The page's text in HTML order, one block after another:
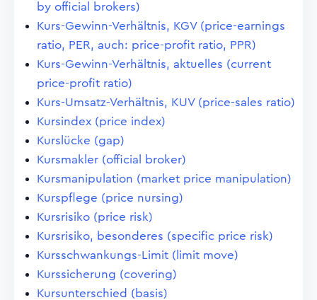
by official brokers)
Kurs-Gewinn-Verhältnis, KGV (price-earnings
ratio, PER, auch: price-profit ratio, PPR)
Kurs-Gewinn-Verhältnis, aktuelles (current
price-profit ratio)
Kurs-Umsatz-Verhältnis, KUV (price-sales ratio)
Kursindex (price index)
Kurslücke (gap)
Kursmakler (official broker)
Kursmanipulation (market price manipulation)
Kurspflege (price nursing)
Kursrisiko (price risk)
Kursrisiko, besonderes (specific price risk)
Kursschwankungs-Limit (limit move)
Kurssicherung (covering)
Kursunterschied (basis)